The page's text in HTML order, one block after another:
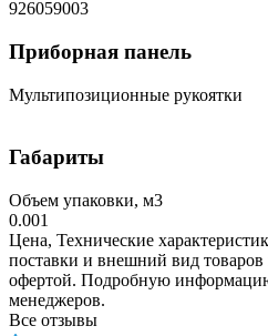
926059003
Приборная панель
Мультипозиционные рукоятки
Габариты
Объем упаковки, м3
0.001
Цена, Технические
поставки и внешний вид товаров
офертой. Подробную
менеджеров.
Все отзывы